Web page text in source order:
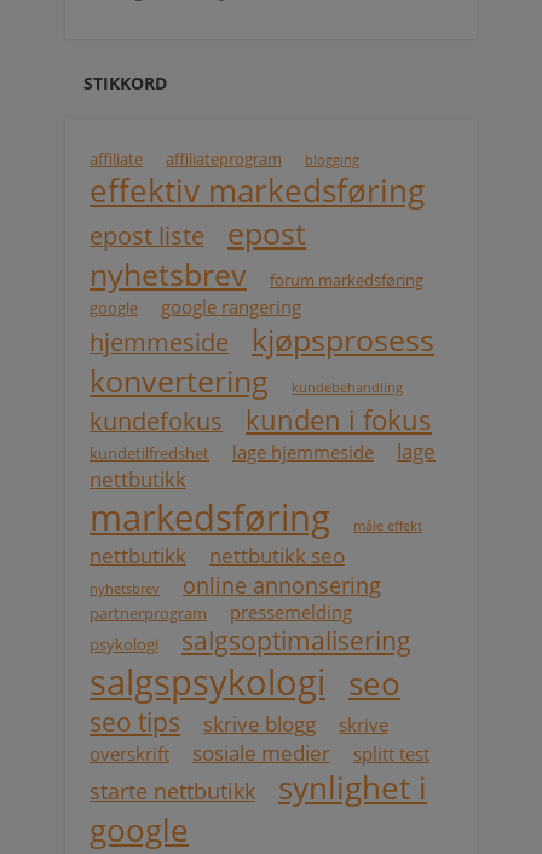
STIKKORD
affiliate affiliateprogram blogging
effektiv markedsføring
epost liste
epost
nyhetsbrev
forum markedsføring
google
google rangering
hjemmeside
kjøpsprosess
konvertering
kundebehandling
kundefokus kunden i fokus
kundetilfredshet lage hjemmeside
lage
nettbutikk
markedsføring måle effekt
nettbutikk nettbutikk seo
nyhetsbrev online annonsering
partnerprogram pressemelding
psykologi salgsoptimalisering
salgspsykologi seo
seo tips skrive blogg
skrive
overskrift
sosiale medier splitt test
starte nettbutikk
synlighet i
google